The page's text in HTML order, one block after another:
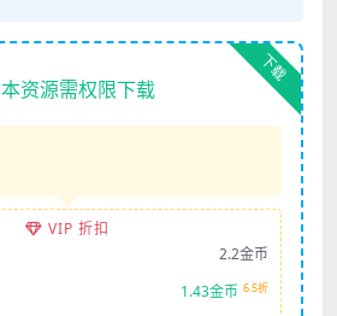
下载
本资源需权限下载
VIP 折扣
2.2金币
1.43金币 6.5折